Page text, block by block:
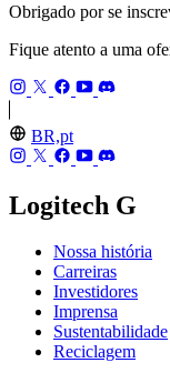
Obrigado por se
Fique atento a uma
BR,pt
Logitech G
Nossa história
Carreiras
Investidores
Imprensa
Sustentabilidade
Reciclagem